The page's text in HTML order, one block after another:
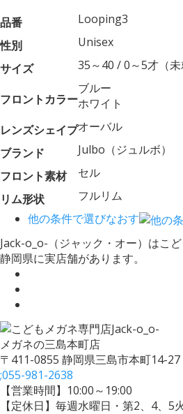
品番
Looping3
性別
Unisex
サイズ
35～40 / 0～5才（未
フロントカラー
ブルー
ホワイト
レンズシェイプオーバル
ブランド
Julbo（ジュルボ）
フロント素材
セル
リム形状
フルリム
他の条件で選びなおす
Jack-o_o-（ジャック・オー）はこど
静岡県に実店舗があります。
メガネの三島本町店
〒411-0855 静岡県三島市本町14-27
;055-981-2638
【営業時間】10:00～19:00
【定休日】毎週水曜日・第2、4、5